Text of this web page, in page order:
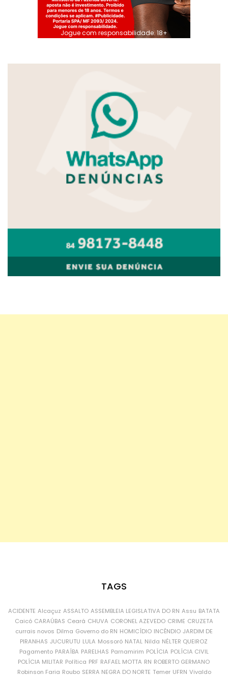
Jogue com responsabilidade. 18+
TAGS
ACIDENTE Alcaçuz ASSALTO ASSEMBLEIA LEGISLATIVA DO RN Assu BATATA
Caicó CARAÚBAS Ceará CHUVA CORONEL AZEVEDO CRIME CRUZETA
currais novos Dilma Governo do RN HOMICÍDIO INCÊNDIO JARDIM DE
PIRANHAS JUCURUTU LULA Mossoró NATAL Nilda NÉLTER QUEIROZ
Pagamento PARAÍBA PARELHAS Parnamirim POLÍCIA POLÍCIA CIVIL
POLÍCIA MILITAR Política PRF RAFAEL MOTTA RN ROBERTO GERMANO
Robinson Faria Roubo SERRA NEGRA DO NORTE Temer UFRN Vivaldo